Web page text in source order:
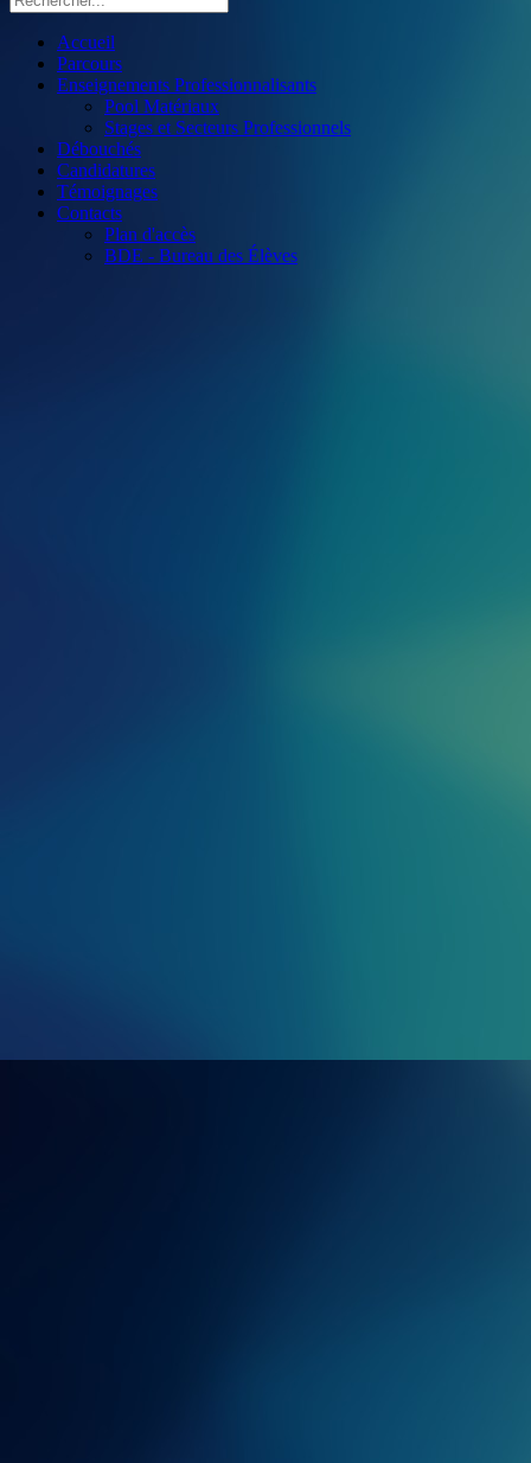
Accueil
Parcours
Enseignements Professionnalisants
Pool Matériaux
Stages et Secteurs Professionnels
Débouchés
Candidatures
Témoignages
Contacts
Plan d'accès
BDE - Bureau des Élèves